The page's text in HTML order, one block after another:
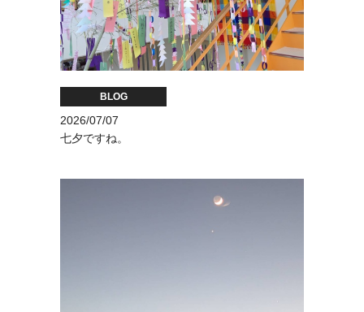
BLOG
2026/07/07
七夕ですね。